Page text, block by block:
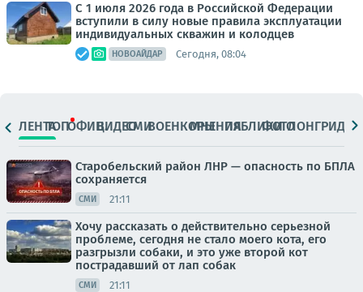
С 1 июля 2026 года в Российской Федерации
вступили в силу новые правила эксплуатации
индивидуальных скважин и колодцев
НОВОАЙДАР Сегодня, 08:04
ЛЕНТАТОПОФИЦ.ВИДЕОСМИВОЕНКОРЫМНЕНИЯПАБЛИКИ
ФОТОЛОНГРИДЫ
Старобельский район ЛНР — опасность по БПЛА
сохраняется
СМИ 21:11
Хочу рассказать о действительно серьезной
проблеме, сегодня не стало моего кота, его
разгрызли собаки, и это уже второй кот
пострадавший от лап собак
СМИ 21:11